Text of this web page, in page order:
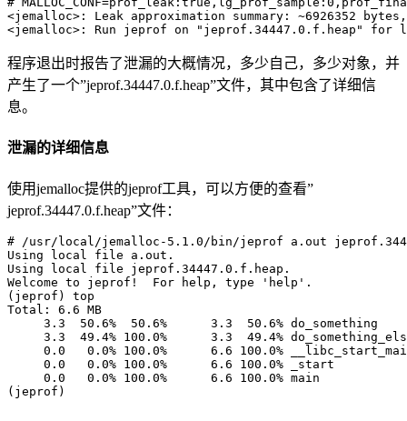
<jemalloc>: Leak approximation summary: ~6926352
程序退出时报告了泄漏的大概情况，多少自己，多少对象，并
产生了一个”jeprof.34447.0.f.heap”文件，其中包含了详细信
息。
泄漏的详细信息
使用jemalloc提供的jeprof工具，可以方便的查看”
jeprof.34447.0.f.heap”文件：
# /usr/local/jemalloc-5.1.0/bin/jeprof a.out
Using local file a.out.
Using local file jeprof.34447.0.f.heap.
Welcome to jeprof!  For help, type 'help'.
(jeprof) top
Total: 6.6 MB
     3.3  50.6%  50.6%      3.3  50.6% do_something
3.3  49.4% 100.0%      3.3  49.4%
0.0   0.0% 100.0%      6.6 100.0%
     0.0   0.0% 100.0%      6.6 100.0% _start
     0.0   0.0% 100.0%      6.6 100.0% main